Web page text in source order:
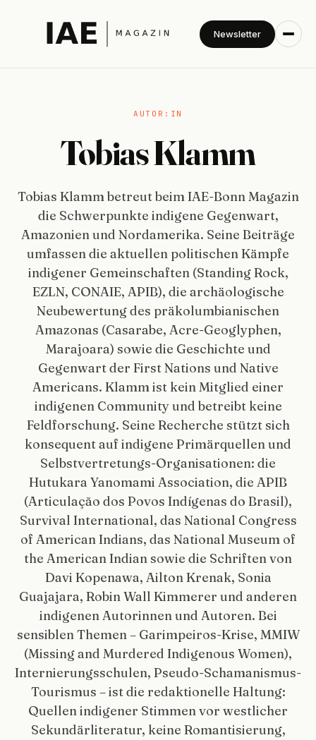
Newsletter
AUTOR:IN
Tobias Klamm
Tobias Klamm betreut beim IAE-Bonn Magazin
die Schwerpunkte indigene Gegenwart,
Amazonien und Nordamerika. Seine Beiträge
umfassen die aktuellen politischen Kämpfe
indigener Gemeinschaften (Standing Rock,
EZLN, CONAIE, APIB), die archäologische
Neubewertung des präkolumbianischen
Amazonas (Casarabe, Acre-Geoglyphen,
Marajoara) sowie die Geschichte und
Gegenwart der First Nations und Native
Americans. Klamm ist kein Mitglied einer
indigenen Community und betreibt keine
Feldforschung. Seine Recherche stützt sich
konsequent auf indigene Primärquellen und
Selbstvertretungs-Organisationen: die
Hutukara Yanomami Association, die APIB
(Articulação dos Povos Indígenas do Brasil),
Survival International, das National Congress
of American Indians, das National Museum of
the American Indian sowie die Schriften von
Davi Kopenawa, Ailton Krenak, Sonia
Guajajara, Robin Wall Kimmerer und anderen
indigenen Autorinnen und Autoren. Bei
sensiblen Themen – Garimpeiros-Krise, MMIW
(Missing and Murdered Indigenous Women),
Internierungsschulen, Pseudo-Schamanismus-
Tourismus – ist die redaktionelle Haltung:
Quellen indigener Stimmen vor westlicher
Sekundärliteratur, keine Romantisierung,